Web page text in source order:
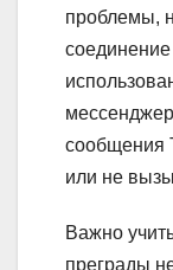
проблемы,
сообщения
или не
Важно
преграды